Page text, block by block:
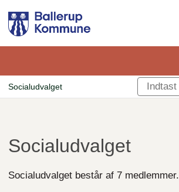
hovedindhold
Primær
navigation
Socialudvalget
Socialudvalget
Socialudvalget består af 7 medlemmer.